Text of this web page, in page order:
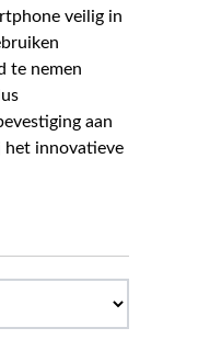
veilig in
te nemen
aan
het innovatieve